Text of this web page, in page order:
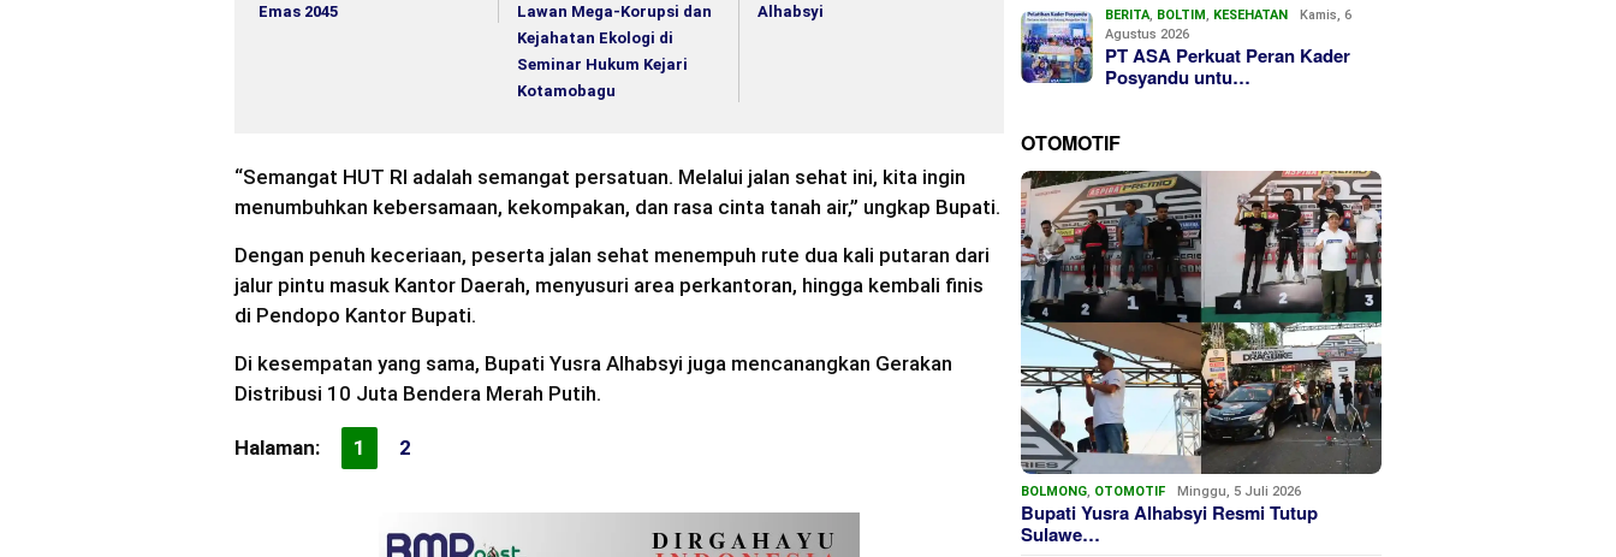
Emas 2045
Lawan Mega-Korupsi dan
Kejahatan Ekologi di
Seminar Hukum Kejari
Kotamobagu
Alhabsyi
“Semangat HUT RI adalah semangat persatuan. Melalui jalan sehat ini, kita ingin
menumbuhkan kebersamaan, kekompakan, dan rasa cinta tanah air,” ungkap Bupati.
Dengan penuh keceriaan, peserta jalan sehat menempuh rute dua kali putaran dari
jalur pintu masuk Kantor Daerah, menyusuri area perkantoran, hingga kembali finis
di Pendopo Kantor Bupati.
Di kesempatan yang sama, Bupati Yusra Alhabsyi juga mencanangkan Gerakan
Distribusi 10 Juta Bendera Merah Putih.
Halaman: 1 2
BERITA, BOLTIM, KESEHATAN
Kamis, 6
Agustus 2026
PT ASA Perkuat Peran Kader
Posyandu untu…
OTOMOTIF
BOLMONG, OTOMOTIF Minggu, 5 Juli 2026
Bupati Yusra Alhabsyi Resmi Tutup
Sulawe…